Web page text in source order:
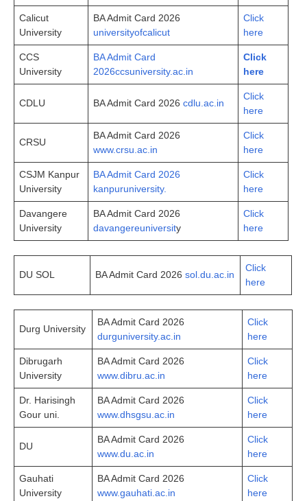
Calicut
University
BA Admit Card 2026
universityofcalicut
Click
here
CCS
University
BA Admit Card
2026ccsuniversity.ac.in
Click
here
CDLU BA Admit Card 2026 cdlu.ac.in
Click
here
CRSU
BA Admit Card 2026
www.crsu.ac.in
Click
here
CSJM Kanpur
University
BA Admit Card 2026
kanpuruniversity.
Click
here
Davangere
University
BA Admit Card 2026
davangereuniversity
Click
here
DU SOL BA Admit Card 2026 sol.du.ac.in
Click
here
Durg University
BA Admit Card 2026
durguniversity.ac.in
Click
here
Dibrugarh
University
BA Admit Card 2026
www.dibru.ac.in
Click
here
Dr. Harisingh
Gour uni.
BA Admit Card 2026
www.dhsgsu.ac.in
Click
here
DU
BA Admit Card 2026
www.du.ac.in
Click
here
Gauhati
University
BA Admit Card 2026
www.gauhati.ac.in
Click
here